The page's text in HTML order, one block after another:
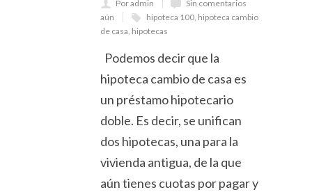
Por admin
Sin comentarios
aún
hipoteca 100, hipoteca cambio
de casa, hipotecas
Podemos decir que la
hipoteca cambio de casa es
un préstamo hipotecario
doble. Es decir, se unifican
dos hipotecas, una para la
vivienda antigua, de la que
aún tienes cuotas por pagar y